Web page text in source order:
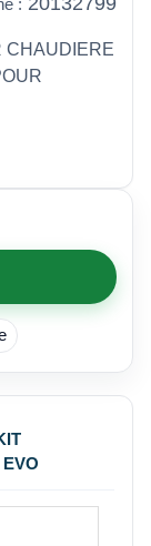
:
CHAUDIERE